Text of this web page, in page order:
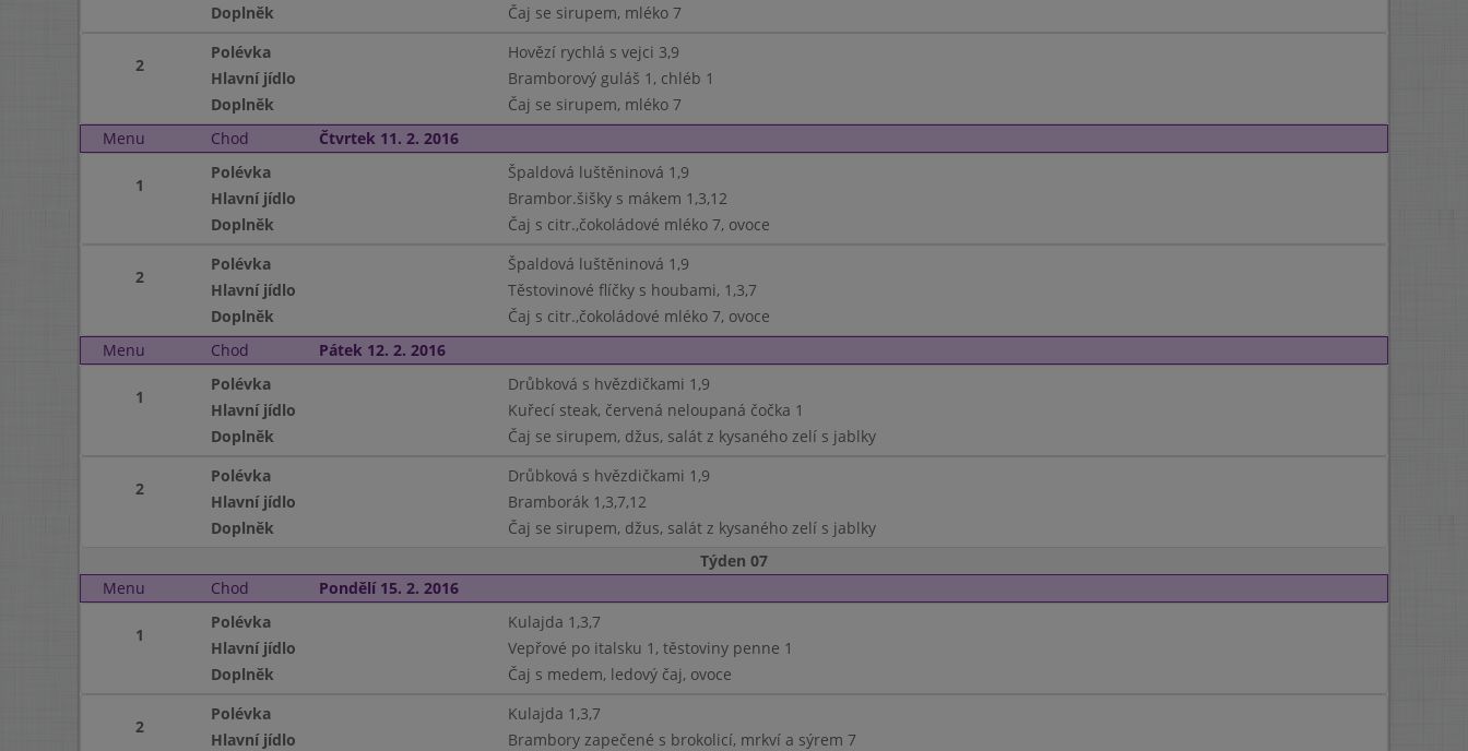
Doplněk
Čaj se sirupem, mléko 7
2
Polévka
Hovězí rychlá s vejci 3,9
Hlavní jídlo
Bramborový guláš 1, chléb 1
Doplněk
Čaj se sirupem, mléko 7
Menu
Chod Čtvrtek 11. 2. 2016
1
Polévka
Špaldová luštěninová 1,9
Hlavní jídlo
Brambor.šišky s mákem 1,3,12
Doplněk
Čaj s citr.,čokoládové mléko 7, ovoce
2
Polévka
Špaldová luštěninová 1,9
Hlavní jídlo
Těstovinové flíčky s houbami, 1,3,7
Doplněk
Čaj s citr.,čokoládové mléko 7, ovoce
Menu
Chod Pátek 12. 2. 2016
1
Polévka
Drůbková s hvězdičkami 1,9
Hlavní jídlo
Kuřecí steak, červená neloupaná čočka 1
Doplněk
Čaj se sirupem, džus, salát z kysaného zelí s jablky
2
Polévka
Drůbková s hvězdičkami 1,9
Hlavní jídlo
Bramborák 1,3,7,12
Doplněk
Čaj se sirupem, džus, salát z kysaného zelí s jablky
Týden 07
Menu
Chod Pondělí 15. 2. 2016
1
Polévka
Kulajda 1,3,7
Hlavní jídlo
Vepřové po italsku 1, těstoviny penne 1
Doplněk
Čaj s medem, ledový čaj, ovoce
2
Polévka
Kulajda 1,3,7
Hlavní jídlo
Brambory zapečené s brokolicí, mrkví a sýrem 7